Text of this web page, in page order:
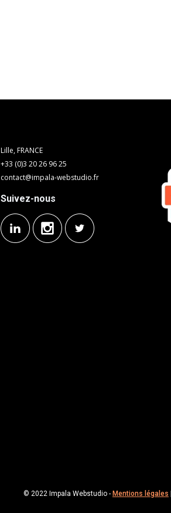
Lille, FRANCE
+33 (0)3 20 26 96 25
contact@impala-webstudio.fr
Suivez-nous
© 2022 Impala Webstudio - Mentions légales